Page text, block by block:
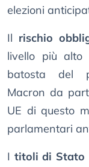
elezioni
Il rischio
livello più alto
batosta del
Macron da
UE di questo
parlamentari
I titoli di Stato